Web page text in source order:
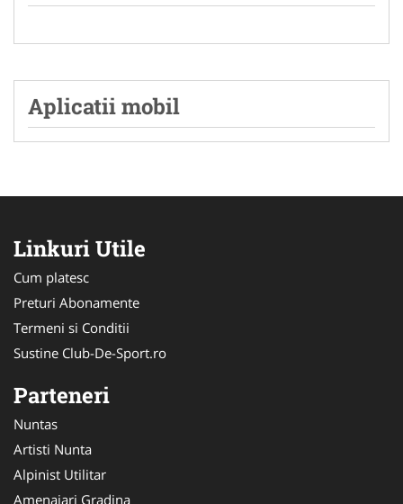
Aplicatii mobil
Linkuri Utile
Cum platesc
Preturi Abonamente
Termeni si Conditii
Sustine Club-De-Sport.ro
Parteneri
Nuntas
Artisti Nunta
Alpinist Utilitar
Amenajari Gradina